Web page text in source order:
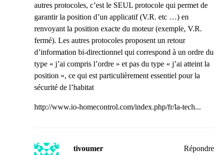
autres protocoles, c’est le SEUL protocole qui permet de
garantir la position d’un applicatif (V.R. etc …) en
renvoyant la position exacte du moteur (exemple, V.R.
fermé). Les autres protocoles proposent un retour
d’information bi-directionnel qui correspond à un ordre du
type « j’ai compris l’ordre » et pas du type « j’ai atteint la
position », ce qui est particulièrement essentiel pour la
sécurité de l’habitat
http://www.io-homecontrol.com/index.php/fr/la-tech...
tivoumer Répondre